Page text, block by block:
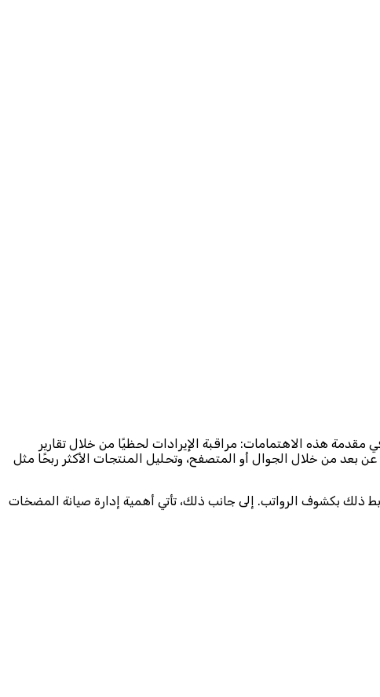
هذه الاهتمامات: مراقبة الإيرادات لحظيًا من خلال تقارير
عن بعد من خلال الجوال أو المتصفح، وتحليل المنتجات الأكثر ربحًا مثل
ذلك بكشوف الرواتب. إلى جانب ذلك، تأتي أهمية إدارة صيانة المضخات